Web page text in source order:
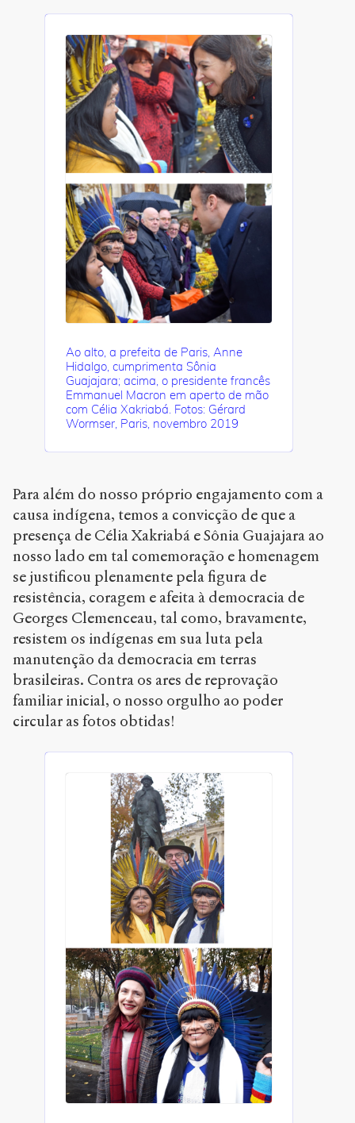
Ao alto, a prefeita de Paris, Anne
Hidalgo, cumprimenta Sônia
Guajajara; acima, o presidente francês
Emmanuel Macron em aperto de mão
com Célia Xakriabá. Fotos: Gérard
Wormser, Paris, novembro 2019
Para além do nosso próprio engajamento com a
causa indígena, temos a convicção de que a
presença de Célia Xakriabá e Sônia Guajajara ao
nosso lado em tal comemoração e homenagem
se justificou plenamente pela figura de
resistência, coragem e afeita à democracia de
Georges Clemenceau, tal como, bravamente,
resistem os indígenas em sua luta pela
manutenção da democracia em terras
brasileiras. Contra os ares de reprovação
familiar inicial, o nosso orgulho ao poder
circular as fotos obtidas!